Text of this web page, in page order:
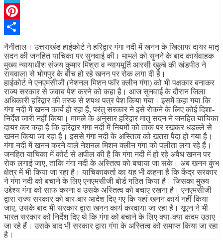
Telegram
Pinterest
Share
नैनीताल। उत्तराखंड हाईकोर्ट ने हरिद्वार गंगा नदी में खनन के खिलाफ दायर मातृ
सदन की जनहित याचिका पर सुनवाई की। मामले को सुनने के बाद कार्यवाहक
मुख्य न्यायाधीश संजय कुमार मिश्रा व न्यायमूर्ति आरसी खुल्बे की खंडपीठ ने
रायवाला से भोगपुर के बीच हो रहे खनन पर रोक लगा दी है।
हाईकोर्ट ने एनएमसीजी (नेशनल मिशन फॉर क्लीन गंगा) को भी पक्षकार बनाकर
राज्य सरकार से जवाब पेश करने को कहा है। आज सुनवाई के दौरान जिला
अधिकारी हरिद्वार की तरफ से शपथ पत्र पेश किया गया। इसमें कहा गया कि
गंगा नदी में खनन कार्य हो रहा है, परंतु सरकार ने इसे रोकने के लिए कोई दिशा-
निर्देश जारी नहीं किया। मामले के अनुसार हरिद्वार मातृ सदन ने जनहित याचिका
दायर कर कहा है कि हरिद्वार गंगा नदी में नियमों को ताक पर रखकर धड़ल्ले से
खनन किया जा रहा है। इससे गंगा नदी के अस्तित्व को खतरा पैदा हो गया है।
गंगा नदी में खनन करने वाले नेशनल मिशन क्लीन गंगा को पलीता लगा रहे हैं।
जनहित याचिका में कोर्ट से अपील की है कि गंगा नदी में हो रहे अवैध खनन पर
रोक लगाई जाए, ताकि गंगा नदी के अस्तित्व को बचाया जा सके। अब खनन कुंभ
क्षेत्र में भी किया जा रहा है। याचिकाकर्ता का यह भी कहना है कि केंद्र सरकार
ने गंगा नदी को बचाने के लिए एनएमसीजी बोर्ड गठित किया है। जिसका मुख्य
उद्देश्य गंगा को साफ करना व उसके अस्तित्व को बचाए रखना है। एनएमसीजी
द्वारा राज्य सरकार को बार-बार आदेश दिए गए कि यहां खनन कार्य नहीं किया
जाए, उसके बाद भी सरकार द्वारा खनन कार्य करवाया जा रहा है। यूएन ने भी
भारत सरकार को निर्देश दिए थे कि गंगा को बचाने के लिए क्या-क्या कदम उठाए
जा रहे हैं। उसके बाद भी सरकार द्वारा गंगा के अस्तित्व को समाप्त किया जा रहा
है।